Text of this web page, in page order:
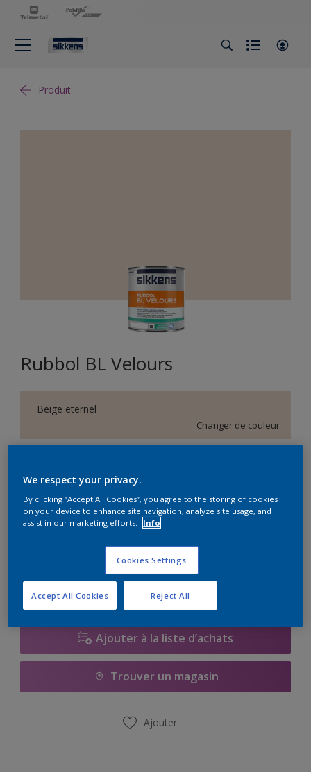
Produit
Rubbol BL Velours
Beige eternel
Changer de couleur
1L
Quantité Calculateur de peinture
Calculer
Ajouter à la liste d’achats
Trouver un magasin
Ajouter
We respect your privacy.
By clicking “Accept All Cookies”, you agree to the storing of cookies
on your device to enhance site navigation, analyze site usage, and
assist in our marketing efforts.
Info
Cookies Settings
Reject All
Accept All Cookies